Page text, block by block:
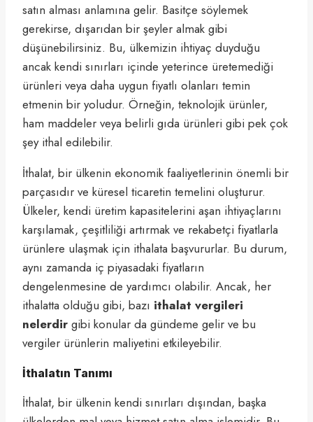
satın alması anlamına gelir. Basitçe söylemek
gerekirse, dışarıdan bir şeyler almak gibi
düşünebilirsiniz. Bu, ülkemizin ihtiyaç duyduğu
ancak kendi sınırları içinde yeterince üretemediği
ürünleri veya daha uygun fiyatlı olanları temin
etmenin bir yoludur. Örneğin, teknolojik ürünler,
ham maddeler veya belirli gıda ürünleri gibi pek çok
şey ithal edilebilir.
İthalat, bir ülkenin ekonomik faaliyetlerinin önemli bir
parçasıdır ve küresel ticaretin temelini oluşturur.
Ülkeler, kendi üretim kapasitelerini aşan ihtiyaçlarını
karşılamak, çeşitliliği artırmak ve rekabetçi fiyatlarla
ürünlere ulaşmak için ithalata başvururlar. Bu durum,
aynı zamanda iç piyasadaki fiyatların
dengelenmesine de yardımcı olabilir. Ancak, her
ithalatta olduğu gibi, bazı ithalat vergileri
nelerdir gibi konular da gündeme gelir ve bu
vergiler ürünlerin maliyetini etkileyebilir.
İthalatın Tanımı
İthalat, bir ülkenin kendi sınırları dışından, başka